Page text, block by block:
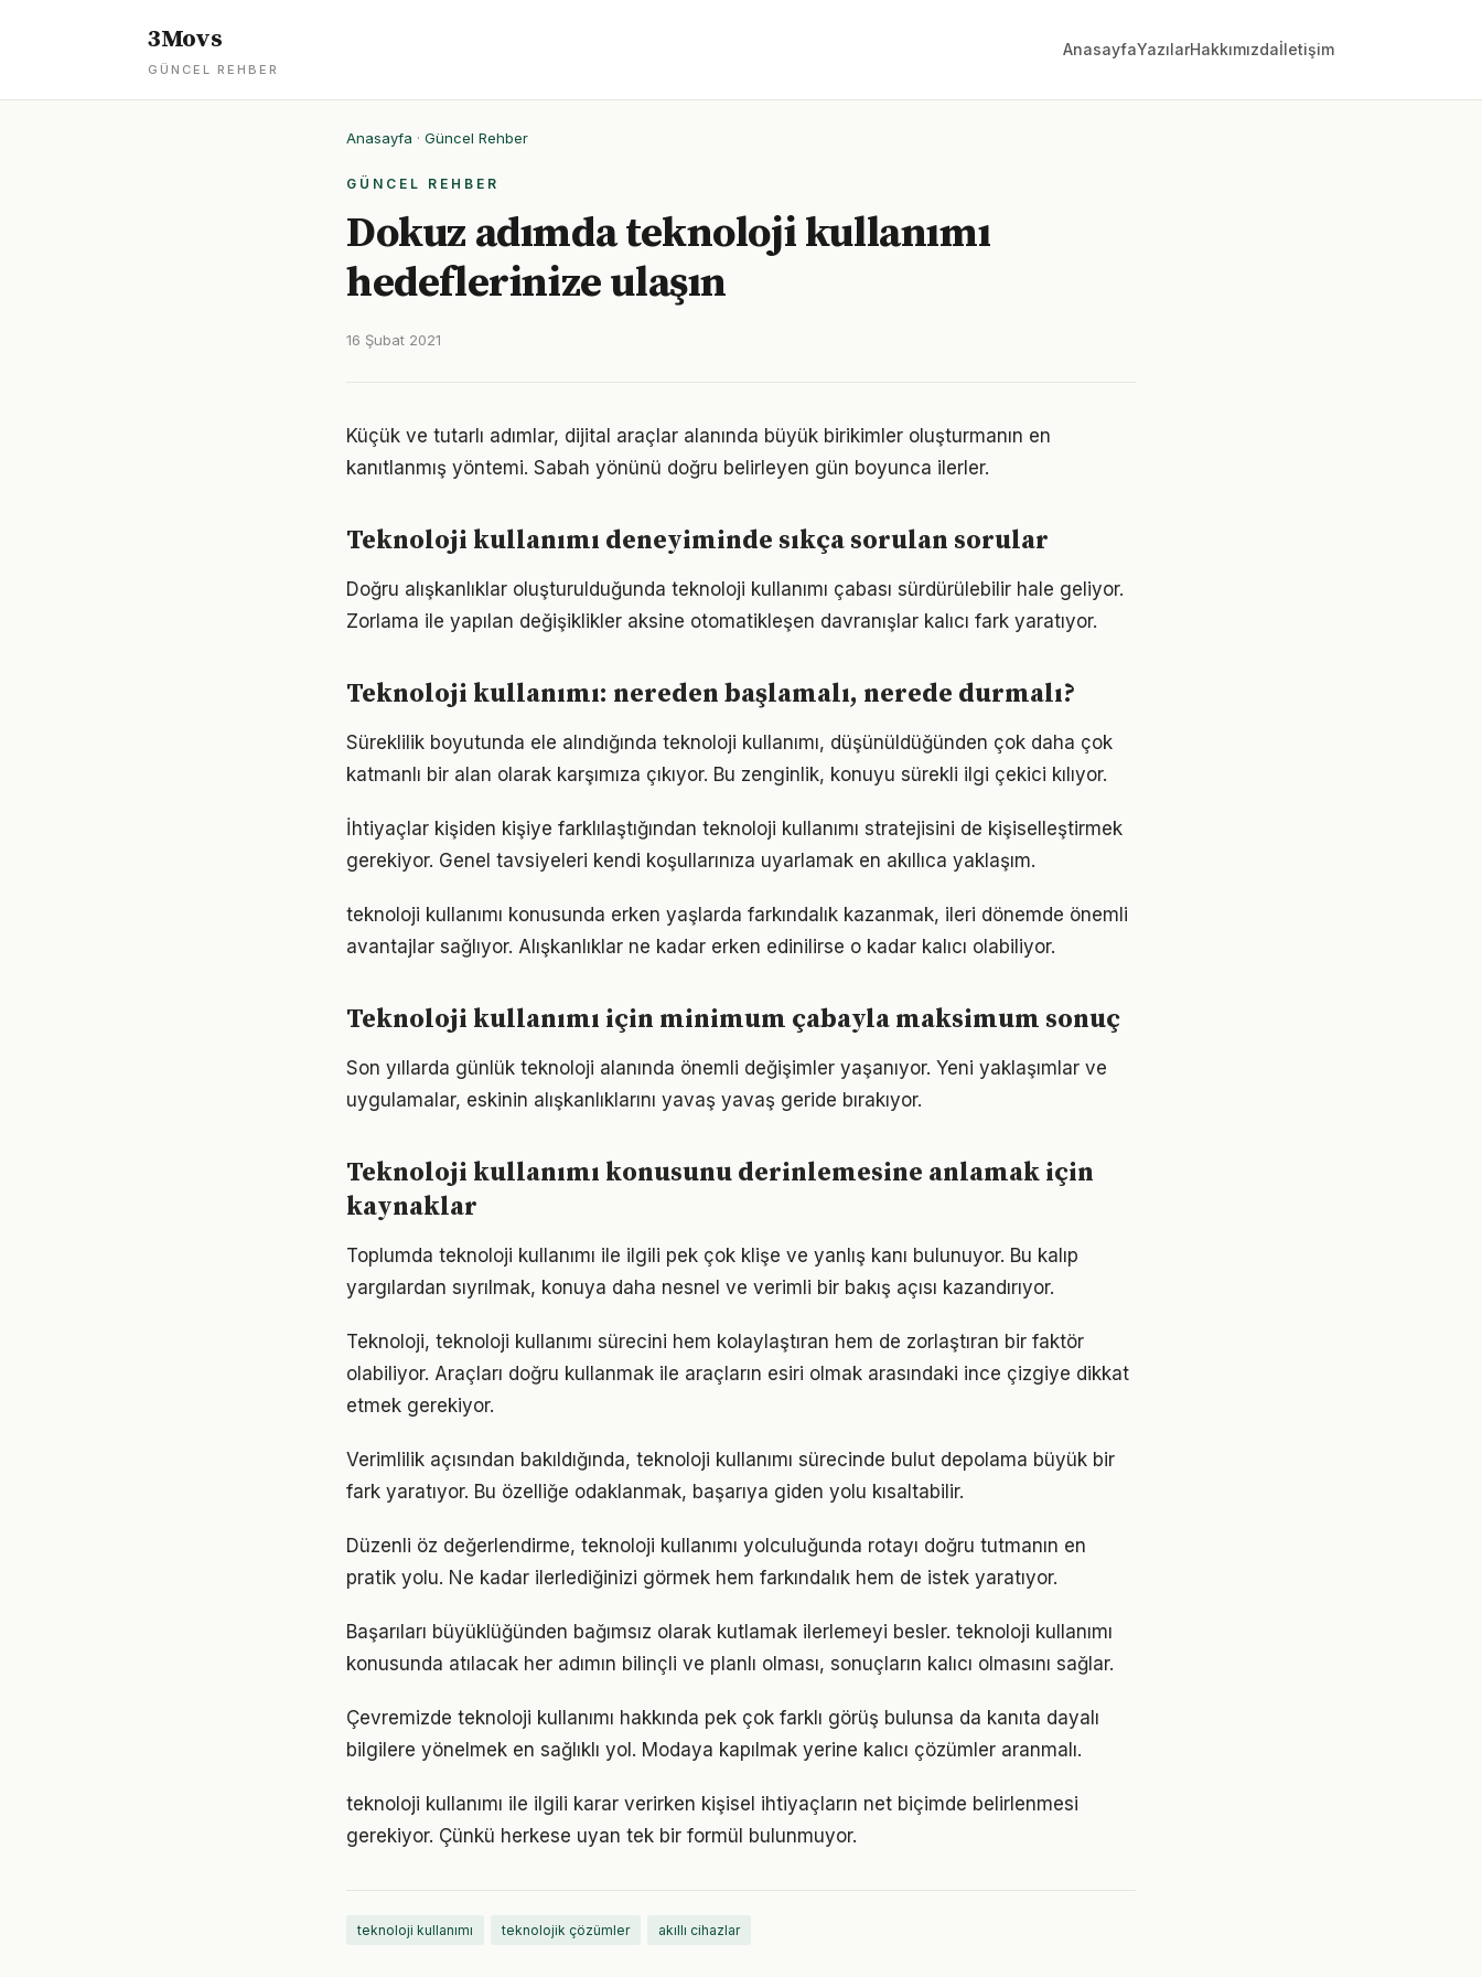
3Movs
GÜNCEL REHBER
AnasayfaYazılarHakkımızdaİletişim
Anasayfa · Güncel Rehber
GÜNCEL REHBER
Dokuz adımda teknoloji kullanımı
hedeflerinize ulaşın
16 Şubat 2021
Küçük ve tutarlı adımlar, dijital araçlar alanında büyük birikimler oluşturmanın en
kanıtlanmış yöntemi. Sabah yönünü doğru belirleyen gün boyunca ilerler.
Teknoloji kullanımı deneyiminde sıkça sorulan sorular
Doğru alışkanlıklar oluşturulduğunda teknoloji kullanımı çabası sürdürülebilir hale geliyor.
Zorlama ile yapılan değişiklikler aksine otomatikleşen davranışlar kalıcı fark yaratıyor.
Teknoloji kullanımı: nereden başlamalı, nerede durmalı?
Süreklilik boyutunda ele alındığında teknoloji kullanımı, düşünüldüğünden çok daha çok
katmanlı bir alan olarak karşımıza çıkıyor. Bu zenginlik, konuyu sürekli ilgi çekici kılıyor.
İhtiyaçlar kişiden kişiye farklılaştığından teknoloji kullanımı stratejisini de kişiselleştirmek
gerekiyor. Genel tavsiyeleri kendi koşullarınıza uyarlamak en akıllıca yaklaşım.
teknoloji kullanımı konusunda erken yaşlarda farkındalık kazanmak, ileri dönemde önemli
avantajlar sağlıyor. Alışkanlıklar ne kadar erken edinilirse o kadar kalıcı olabiliyor.
Teknoloji kullanımı için minimum çabayla maksimum sonuç
Son yıllarda günlük teknoloji alanında önemli değişimler yaşanıyor. Yeni yaklaşımlar ve
uygulamalar, eskinin alışkanlıklarını yavaş yavaş geride bırakıyor.
Teknoloji kullanımı konusunu derinlemesine anlamak için
kaynaklar
Toplumda teknoloji kullanımı ile ilgili pek çok klişe ve yanlış kanı bulunuyor. Bu kalıp
yargılardan sıyrılmak, konuya daha nesnel ve verimli bir bakış açısı kazandırıyor.
Teknoloji, teknoloji kullanımı sürecini hem kolaylaştıran hem de zorlaştıran bir faktör
olabiliyor. Araçları doğru kullanmak ile araçların esiri olmak arasındaki ince çizgiye dikkat
etmek gerekiyor.
Verimlilik açısından bakıldığında, teknoloji kullanımı sürecinde bulut depolama büyük bir
fark yaratıyor. Bu özelliğe odaklanmak, başarıya giden yolu kısaltabilir.
Düzenli öz değerlendirme, teknoloji kullanımı yolculuğunda rotayı doğru tutmanın en
pratik yolu. Ne kadar ilerlediğinizi görmek hem farkındalık hem de istek yaratıyor.
Başarıları büyüklüğünden bağımsız olarak kutlamak ilerlemeyi besler. teknoloji kullanımı
konusunda atılacak her adımın bilinçli ve planlı olması, sonuçların kalıcı olmasını sağlar.
Çevremizde teknoloji kullanımı hakkında pek çok farklı görüş bulunsa da kanıta dayalı
bilgilere yönelmek en sağlıklı yol. Modaya kapılmak yerine kalıcı çözümler aranmalı.
teknoloji kullanımı ile ilgili karar verirken kişisel ihtiyaçların net biçimde belirlenmesi
gerekiyor. Çünkü herkese uyan tek bir formül bulunmuyor.
teknoloji kullanımı teknolojik çözümler akıllı cihazlar